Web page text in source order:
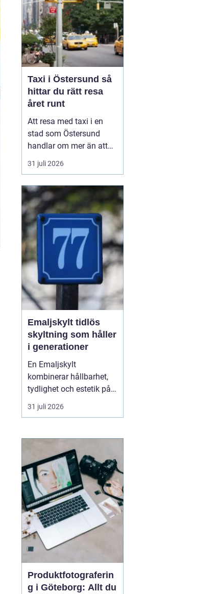
Taxi i Östersund så
hittar du rätt resa
året runt
Att resa med taxi i en
stad som Östersund
handlar om mer än att
bara ta sig från punkt A
till punkt B. För många
vardagen, för andra en
viktig länk till flyg, tåg
eller fjäll. Valet av bolag
påverkar både trygghet,
komfort och plånb...
31 juli 2026
Emaljskylt tidlös
skyltning som håller
i generationer
En Emaljskylt
kombinerar hållbarhet,
tydlighet och estetik på
ett sätt som få andra
skyltmaterial gör. Den
av glasemalj och bränns
i hög temperatur.
Resultatet blir en skylt
som tål väder, vind och
tidens tand, och som
samtid...
31 juli 2026
Produktfotograferin
g i Göteborg: Allt du